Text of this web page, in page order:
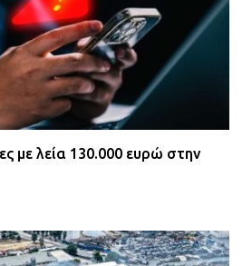
με λεία 130.000 ευρώ στην